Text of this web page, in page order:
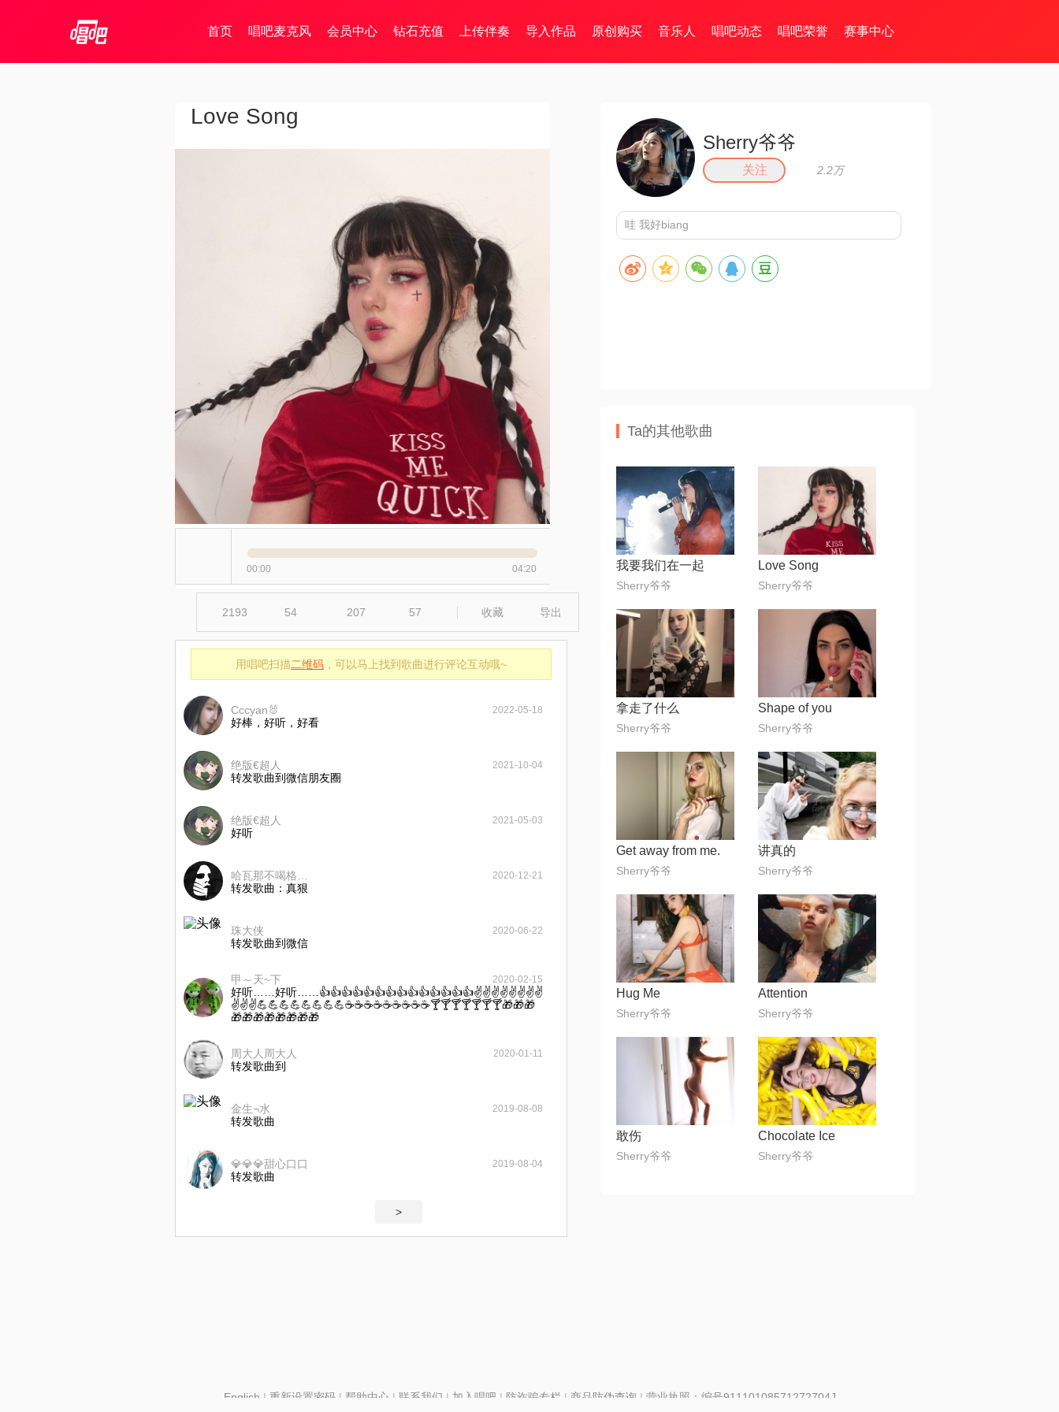
首页 唱吧麦克风 会员中心 钻石充值 上传伴奏 导入作品 原创购买 音乐人 唱吧动态 唱吧荣誉 赛事中心
Love Song
00:00 04:20
2193 54 207 57 收藏 导出
用唱吧扫描二维码 ，可以马上找到歌曲进行评论互动哦~
Cccyan🐰 2022-05-18
好棒，好听，好看
绝版€超人 2021-10-04
转发歌曲到微信朋友圈
绝版€超人 2021-05-03
好听
2020-12-21
转发歌曲：真狠
珠大侠 2020-06-22
转发歌曲到微信
甲～天~下 2020-02-15
好听……好听……👍👍👍👍👍👍👍👍👍👍👍👍👍👍✌✌✌✌✌✌✌✌
✌✌✌💪💪💪💪💪💪💪💪☕☕☕☕☕☕☕☕☕🍸🍸🍸🍸🍸🍸🍸🎁🎁🎁
🎁🎁🎁🎁🎁🎁🎁🎁
周大人周大人 2020-01-11
转发歌曲到
金生¬水 2019-08-08
转发歌曲
💎💎💎甜心口口 2019-08-04
转发歌曲
>
Sherry爷爷
关注 2.2万
哇 我好biang
Ta的其他歌曲
我要我们在一起
Sherry爷爷
Love Song
Sherry爷爷
拿走了什么
Sherry爷爷
Shape of you
Sherry爷爷
Get away from me.
Sherry爷爷
讲真的
Sherry爷爷
Hug Me
Sherry爷爷
Attention
Sherry爷爷
敢伤
Sherry爷爷
Chocolate Ice
Sherry爷爷
English | 重新设置密码| 帮助中心 | 联系我们 | 加入唱吧 | 防诈骗专栏 | 商品防伪查询 | 营业执照：编号91110108571272704J